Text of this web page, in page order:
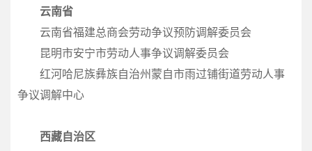
云南省
云南省福建总商会劳动争议预防调解委员会
昆明市安宁市劳动人事争议调解委员会
红河哈尼族彝族自治州蒙自市雨过铺街道劳动人事
争议调解中心
西藏自治区